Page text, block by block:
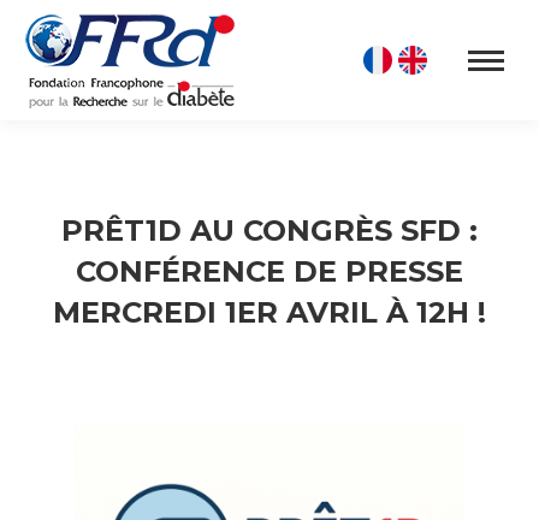
PRÊT1D AU CONGRÈS SFD :
CONFÉRENCE DE PRESSE
MERCREDI 1ER AVRIL À 12H !